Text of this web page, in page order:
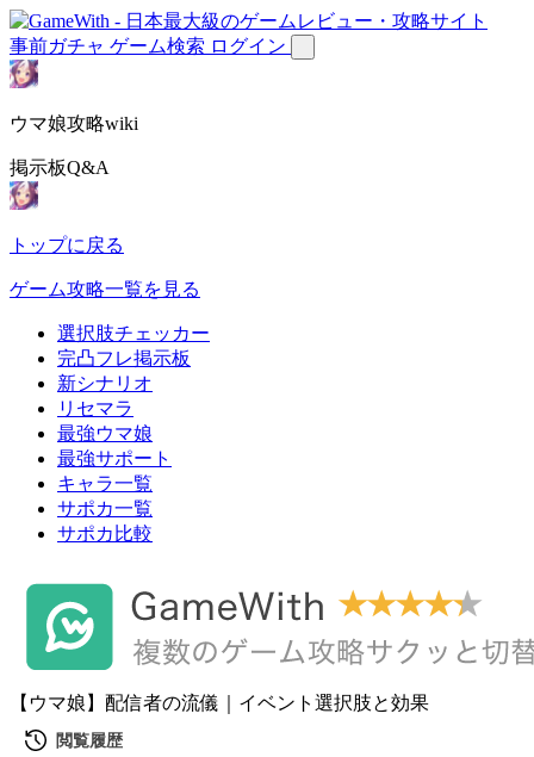
事前ガチャ ゲーム検索 ログイン
ウマ娘攻略wiki
掲示板Q&A
トップに戻る
ゲーム攻略一覧を見る
選択肢チェッカー
完凸フレ掲示板
新シナリオ
リセマラ
最強ウマ娘
最強サポート
キャラ一覧
サポカ一覧
サポカ比較
【ウマ娘】配信者の流儀｜イベント選択肢と効果